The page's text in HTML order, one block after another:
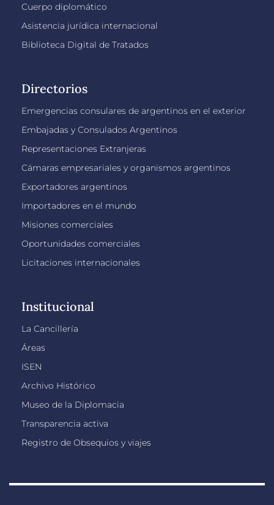
Cuerpo diplomático
Asistencia jurídica internacional
Biblioteca Digital de Tratados
Directorios
Emergencias consulares de argentinos en el exterior
Embajadas y Consulados Argentinos
Representaciones Extranjeras
Cámaras empresariales y organismos argentinos
Exportadores argentinos
Importadores en el mundo
Misiones comerciales
Oportunidades comerciales
Licitaciones internacionales
Institucional
La Cancillería
Áreas
ISEN
Archivo Histórico
Museo de la Diplomacia
Transparencia activa
Registro de Obsequios y viajes